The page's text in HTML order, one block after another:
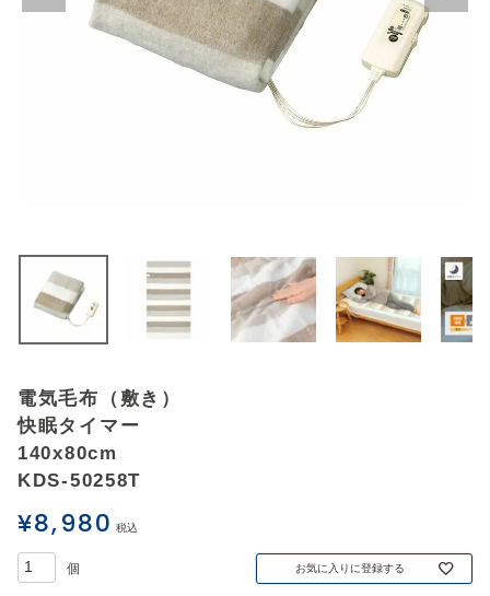
その他
ログイン
電気毛布（敷き）
快眠タイマー
140x80cm
KDS-50258T
¥8,980 税込
お気に入りに登録する